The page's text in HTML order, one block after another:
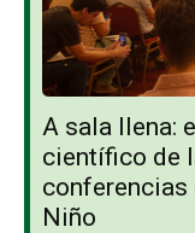
A sala llena:
científico de
conferencias
Niño